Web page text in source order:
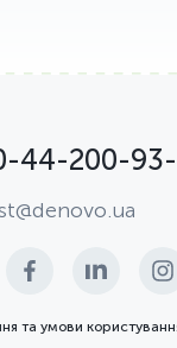
44-200-
та умови